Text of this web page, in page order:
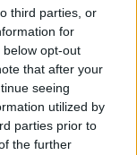
third parties, or
for
opt-out
that after your
seeing
utilized by
parties prior to
the further
#rákbetegség